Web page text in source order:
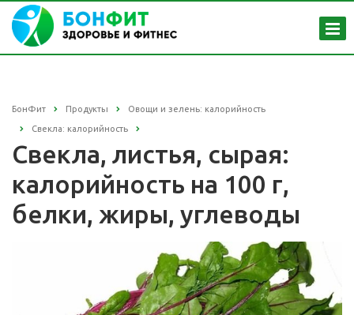
БонФит Продукты Овощи и зелень: калорийность
Свекла: калорийность
Свекла, листья, сырая:
калорийность на 100 г,
белки, жиры, углеводы